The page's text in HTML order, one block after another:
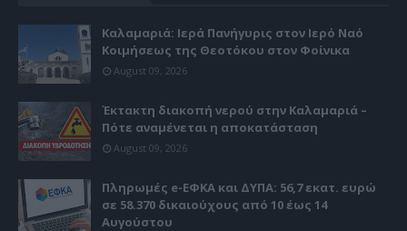
Καλαμαριά: Ιερά Πανήγυρις στον Ιερό Ναό
Κοιμήσεως της Θεοτόκου στον Φοίνικα
August 09, 2026
Έκτακτη διακοπή νερού στην Καλαμαριά –
Πότε αναμένεται η αποκατάσταση
August 09, 2026
Πληρωμές e-ΕΦΚΑ και ΔΥΠΑ: 56,7 εκατ. ευρώ
σε 58.370 δικαιούχους από 10 έως 14
Αυγούστου